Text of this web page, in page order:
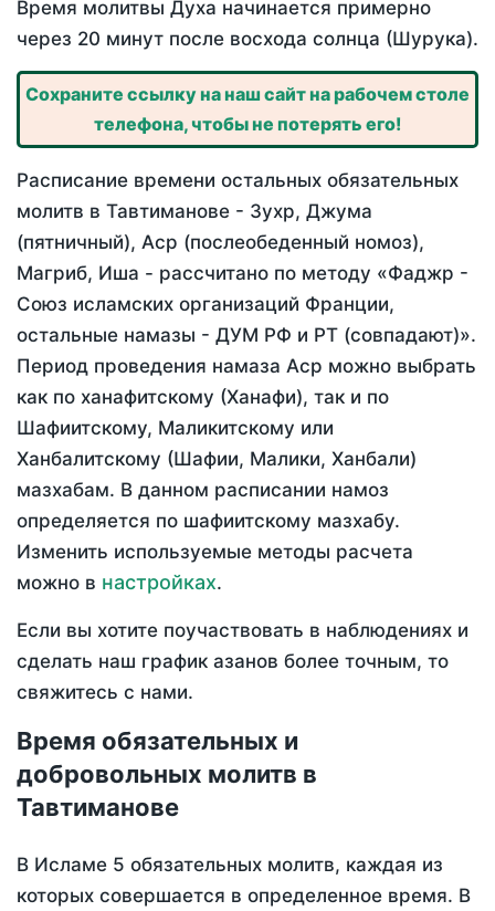
Время молитвы Духа начинается примерно
через 20 минут после восхода солнца (Шурука).
Сохраните ссылку на наш сайт на рабочем столе
телефона, чтобы не потерять его!
Расписание времени остальных обязательных
молитв в Тавтиманове - Зухр, Джума
(пятничный), Аср (послеобеденный номоз),
Магриб, Иша - рассчитано по методу «Фаджр -
Союз исламских организаций Франции,
остальные намазы - ДУМ РФ и РТ (совпадают)».
Период проведения намаза Аср можно выбрать
как по ханафитскому (Ханафи), так и по
Шафиитскому, Маликитскому или
Ханбалитскому (Шафии, Малики, Ханбали)
мазхабам. В данном расписании намоз
определяется по шафиитскому мазхабу.
Изменить используемые методы расчета
можно в настройках.
Если вы хотите поучаствовать в наблюдениях и
сделать наш график азанов более точным, то
свяжитесь с нами.
Время обязательных и
добровольных молитв в
Тавтиманове
В Исламе 5 обязательных молитв, каждая из
которых совершается в определенное время. В